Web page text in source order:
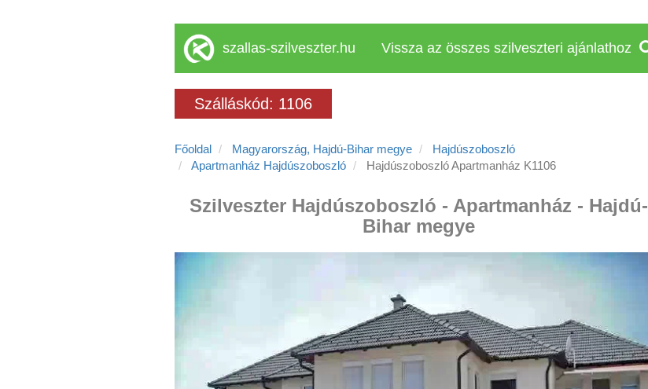
szallas-szilveszter.hu Vissza az összes szilveszteri ajánlathoz
Szálláskód: 1106
Főoldal Magyarország, Hajdú-Bihar megye
Hajdúszoboszló
Apartmanház Hajdúszoboszló
Hajdúszoboszló Apartmanház K1106
Szilveszter Hajdúszoboszló - Apartmanház - Hajdú-
Bihar megye